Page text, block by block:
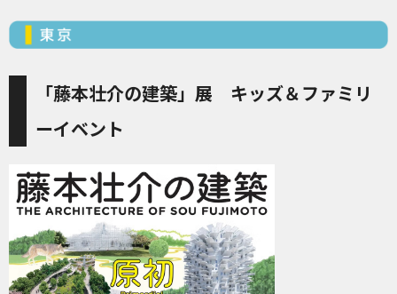
「藤本壮介の建築」展 キッズ＆ファミリ
ーイベント